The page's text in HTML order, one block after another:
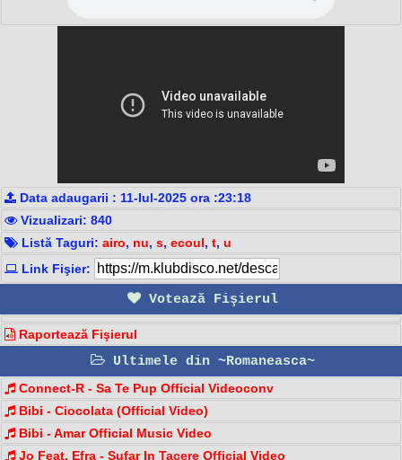
Data adaugarii : 11-Iul-2025 ora :23:18
Vizualizari: 840
Listă Taguri: airo, nu, s, ecoul, t, u
Link Fişier:
Votează Fişierul
Raportează Fişierul
Ultimele din ~Romaneasca~
Connect-R - Sa Te Pup Official Videoconv
Bibi - Ciocolata (Official Video)
Bibi - Amar Official Music Video
Jo Feat. Efra - Sufar In Tacere Official Video